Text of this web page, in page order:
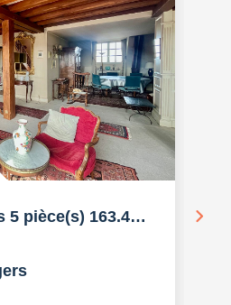
Appartement Angers 5 pièce(s) 163.46 m2